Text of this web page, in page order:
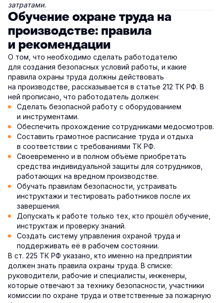
затратами.
Обучение охране труда на
производстве: правила
и рекомендации
О том, что необходимо сделать работодателю
для создания безопасных условий работы, и какие
правила охраны труда должны действовать
на производстве, рассказывается в статье 212 ТК РФ. В
ней прописано, что работодатель должен:
Сделать безопасной работу с оборудованием
и инструментами.
Обеспечить прохождение сотрудниками медосмотров.
Составить грамотное расписание труда и отдыха
в соответствии с требованиями ТК РФ.
Своевременно и в полном объёме приобретать
средства индивидуальной защиты для сотрудников,
работающих на вредном производстве.
Обучать правилам безопасности, устраивать
инструктажи и тестировать работников после их
завершения.
Допускать к работе только тех, кто прошёл обучение,
инструктаж и проверку знаний.
Создать систему управления охраной труда и
поддерживать её в рабочем состоянии.
В ст. 225 ТК РФ указано, кто именно на предприятии
должен знать правила охраны труда. В списке:
руководители, рабочие и специалисты, инженеры,
которые отвечают за технику безопасности, участники
комиссии по охране труда и ответственные за пожарную